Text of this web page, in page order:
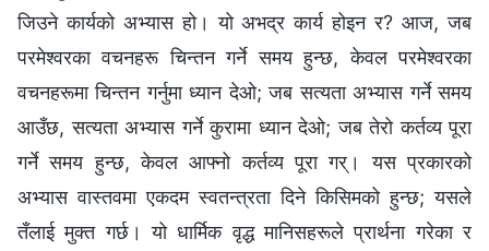
जिउने कार्यको अभ्यास हो। यो अभद्र कार्य होइन र? आज, जब
परमेश्‍वरका वचनहरू चिन्तन गर्ने समय हुन्छ, केवल परमेश्‍वरका
वचनहरूमा चिन्तन गर्नुमा ध्यान देओ; जब सत्यता अभ्यास गर्ने समय
आउँछ, सत्यता अभ्यास गर्ने कुरामा ध्यान देओ; जब तेरो कर्तव्य पूरा
गर्ने समय हुन्छ, केवल आफ्नो कर्तव्य पूरा गर्। यस प्रकारको
अभ्यास वास्तवमा एकदम स्वतन्त्रता दिने किसिमको हुन्छ; यसले
तँलाई मुक्त गर्छ। यो धार्मिक वृद्ध मानिसहरूले प्रार्थना गरेका र